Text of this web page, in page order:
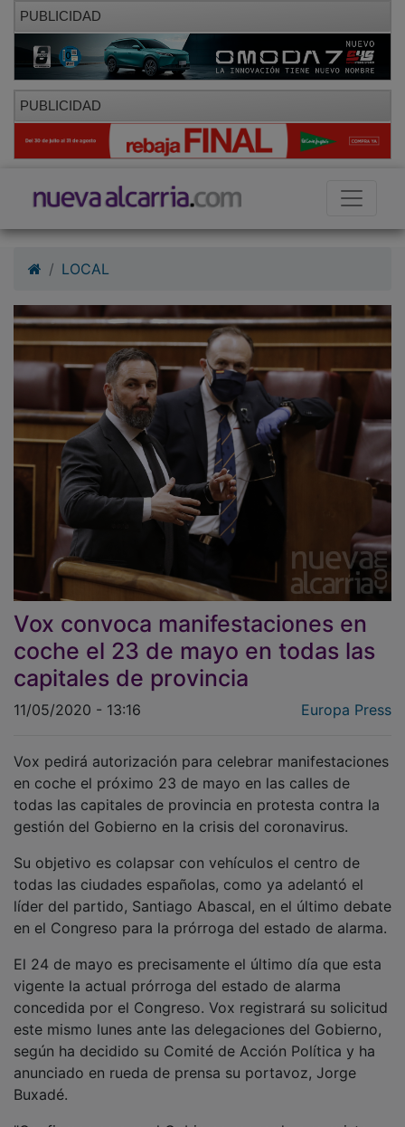
PUBLICIDAD
PUBLICIDAD
Vox convoca manifestaciones en
coche el 23 de mayo en todas las
capitales de provincia
11/05/2020 - 13:16
en coche el próximo 23 de mayo en las calles de
todas las capitales de provincia en protesta contra la
gestión del Gobierno en la crisis del coronavirus.
todas las ciudades españolas, como ya adelantó el
líder del partido, Santiago Abascal, en el último debate
en el Congreso para la prórroga del estado de alarma.
vigente la actual prórroga del estado de alarma
concedida por el Congreso. Vox registrará su solicitud
este mismo lunes ante las delegaciones del Gobierno,
según ha decidido su Comité de Acción Política y ha
anunciado en rueda de prensa su portavoz, Jorge
Buxadé.